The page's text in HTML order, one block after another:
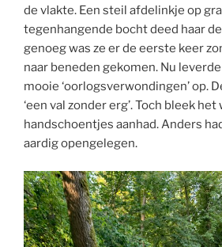
de vlakte. Een steil afdelinkje op
tegenhangende bocht deed haar
genoeg was ze er de eerste keer
naar beneden gekomen. Nu
mooie ‘oorlogsverwondingen’ op.
‘een val zonder erg’. Toch bleek
handschoentjes aanhad. Anders
aardig opengelegen.